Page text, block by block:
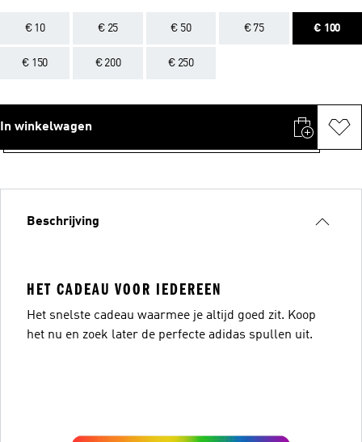
€ 10 € 25 € 50 € 75 € 100
€ 150 € 200 € 250
In winkelwagen
Beschrijving
HET CADEAU VOOR IEDEREEN
Het snelste cadeau waarmee je altijd goed zit. Koop
het nu en zoek later de perfecte adidas spullen uit.